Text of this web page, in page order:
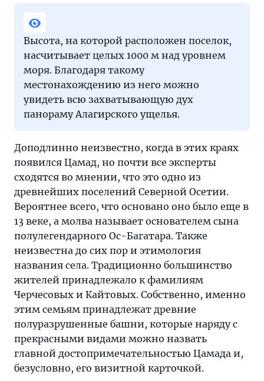
Высота, на которой расположен поселок,
насчитывает целых 1000 м над уровнем
моря. Благодаря такому
местонахождению из него можно
увидеть всю захватывающую дух
панораму Алагирского ущелья.
Доподлинно неизвестно, когда в этих краях
появился Цамад, но почти все эксперты
сходятся во мнении, что это одно из
древнейших поселений Северной Осетии.
Вероятнее всего, что основано оно было еще в
13 веке, а молва называет основателем сына
полулегендарного Ос-Багатара. Также
неизвестна до сих пор и этимология
названия села. Традиционно большинство
жителей принадлежало к фамилиям
Черчесовых и Кайтовых. Собственно, именно
этим семьям принадлежат древние
полуразрушенные башни, которые наряду с
прекрасными видами можно назвать
главной достопримечательностью Цамада и,
безусловно, его визитной карточкой.